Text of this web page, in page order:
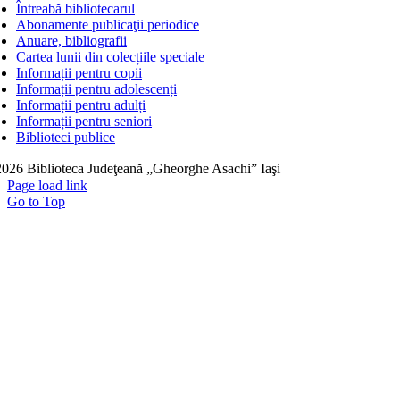
Întreabă bibliotecarul
Abonamente publicaţii periodice
Anuare, bibliografii
Cartea lunii din colecțiile speciale
Informații pentru copii
Informații pentru adolescenți
Informații pentru adulți
Informații pentru seniori
Biblioteci publice
Biblioteca Judeţeană „Gheorghe Asachi” Iaşi
Page load link
Go to Top